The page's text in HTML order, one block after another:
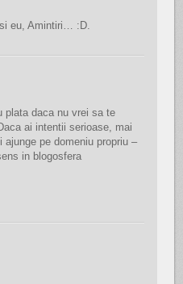
eu, Amintiri… :D.
plata daca nu vrei sa te
ai intentii serioase, mai
pe domeniu propriu –
in blogosfera